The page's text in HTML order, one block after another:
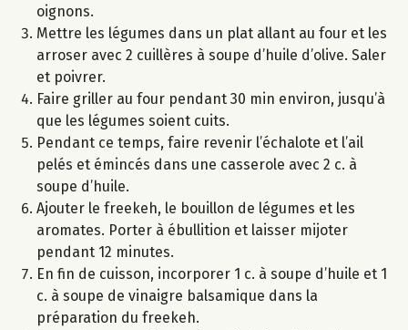
oignons.
Mettre les légumes dans un plat allant au four et les
arroser avec 2 cuillères à soupe d’huile d’olive. Saler
et poivrer.
Faire griller au four pendant 30 min environ, jusqu’à
que les légumes soient cuits.
Pendant ce temps, faire revenir l’échalote et l’ail
pelés et émincés dans une casserole avec 2 c. à
soupe d’huile.
Ajouter le freekeh, le bouillon de légumes et les
aromates. Porter à ébullition et laisser mijoter
pendant 12 minutes.
En fin de cuisson, incorporer 1 c. à soupe d’huile et 1
c. à soupe de vinaigre balsamique dans la
préparation du freekeh.